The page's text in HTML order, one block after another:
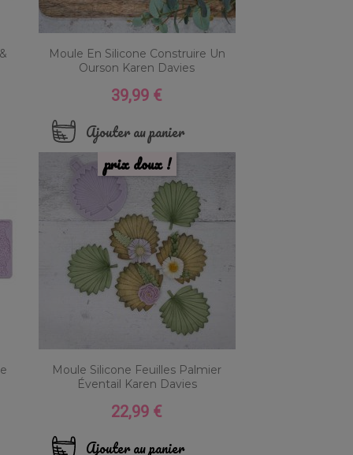
Moule En Silicone Construire Un
Ourson Karen Davies
Prix
39,99 €
Ajouter au panier
Moule Silicone Feuilles Palmier
Éventail Karen Davies
Prix
22,99 €
Ajouter au panier
prix doux !